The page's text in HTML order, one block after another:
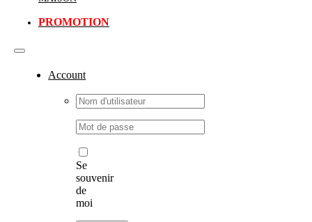
PROMOTION
Toggle
Account
Username:
Password:
Se
souvenir
de
moi